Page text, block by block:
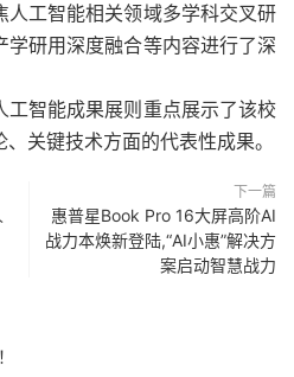
人工智能相关领域多学科交叉研
学研用深度融合等内容进行了深
工智能成果展则重点展示了该校
关键技术方面的代表性成果。
下一篇
惠普星Book Pro 16大屏高阶AI
战力本焕新登陆,“AI小惠”解决方
案启动智慧战力